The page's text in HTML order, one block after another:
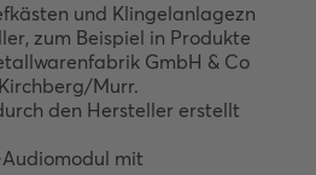
und Klingelanlagezn
zum Beispiel in Produkte
GmbH & Co
Kirchberg/Murr.
den Hersteller erstellt
mit